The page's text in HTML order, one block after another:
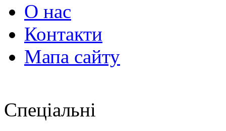
О нас
Контакти
Мапа сайту
Спеціальні